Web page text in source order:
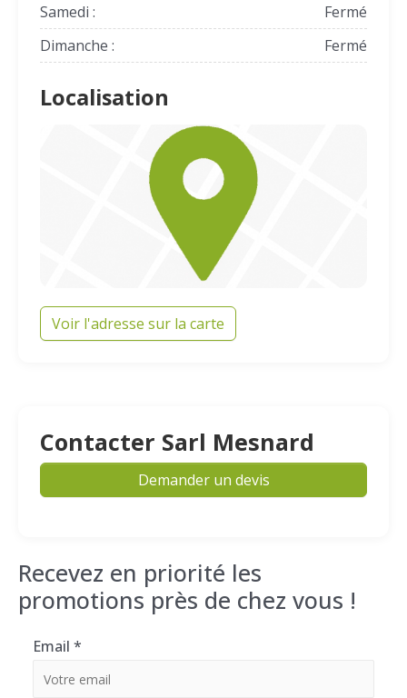
Samedi :
Fermé
Dimanche :
Fermé
Localisation
Voir l'adresse sur la carte
Contacter Sarl Mesnard
Demander un devis
Recevez en priorité les
promotions près de chez vous !
Email *